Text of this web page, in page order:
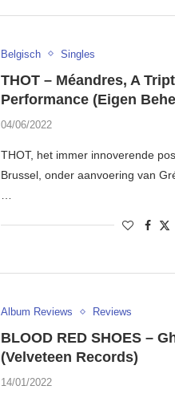
Belgisch Singles
THOT – Méandres, A
Performance (Eigen
04/06/2022
THOT, het immer innoverende
Brussel, onder aanvoering van
Album Reviews Reviews
BLOOD RED SHOES –
(Velveteen Records)
14/01/2022